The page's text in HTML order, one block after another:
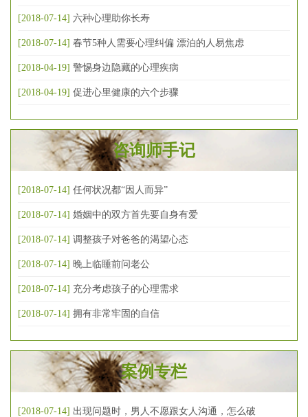
[2018-07-14] 六种心理助你长寿
[2018-07-14] 春节5种人需要心理纠偏 漂泊的人易焦虑
[2018-04-19] 警惕身边隐藏的心理疾病
[2018-04-19] 促进心里健康的六个步骤
咨询师手记
[2018-07-14] 任何状况都“因人而异”
[2018-07-14] 婚姻中的双方首先要自身有爱
[2018-07-14] 调整孩子对爸爸的渴望心态
[2018-07-14] 晚上临睡前问老公
[2018-07-14] 充分考虑孩子的心理需求
[2018-07-14] 拥有非常牢固的自信
案例专栏
[2018-07-14] 出现问题时，男人不愿跟女人沟通，怎么破